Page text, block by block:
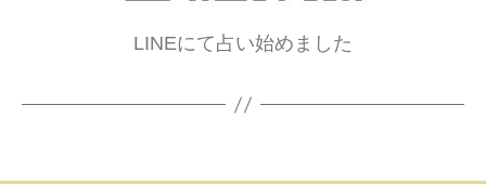
LINEにて占い始めました